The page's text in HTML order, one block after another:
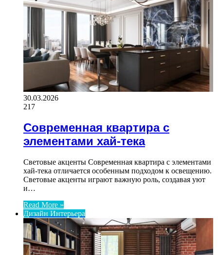
30.03.2026
217
Современная квартира с
элементами хай-тека
Световые акценты Современная квартира с элементами
хай-тека отличается особенным подходом к освещению.
Световые акценты играют важную роль, создавая уют
и…
Read More »
Дизайн Интерьера